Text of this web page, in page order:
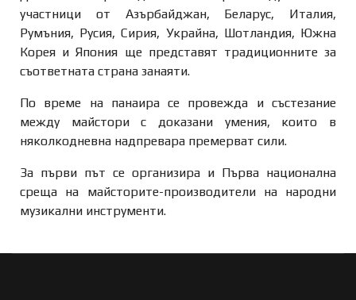
участници от Азърбайджан, Беларус, Италия,
Румъния, Русия, Сирия, Украйна, Шотландия, Южна
Корея и Япония ще представят традиционните за
съответната страна занаяти.
По време на панаира се провежда и състезание
между майстори с доказани умения, които в
няколкодневна надпревара премерват сили.
За първи път се организира и Първа национална
среща на майсторите-производители на народни
музикални инструменти.